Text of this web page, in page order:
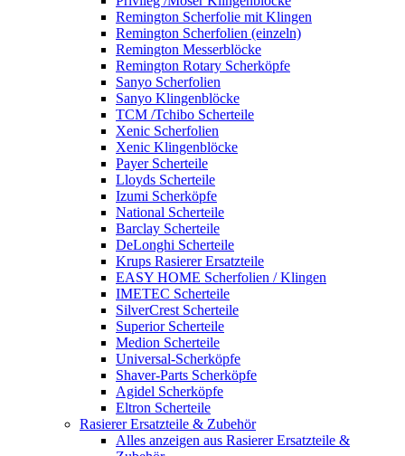
Remington Scherfolie mit Klingen
Remington Scherfolien (einzeln)
Remington Messerblöcke
Remington Rotary Scherköpfe
Sanyo Scherfolien
Sanyo Klingenblöcke
TCM /Tchibo Scherteile
Xenic Scherfolien
Xenic Klingenblöcke
Payer Scherteile
Lloyds Scherteile
Izumi Scherköpfe
National Scherteile
Barclay Scherteile
DeLonghi Scherteile
Krups Rasierer Ersatzteile
EASY HOME Scherfolien / Klingen
IMETEC Scherteile
SilverCrest Scherteile
Superior Scherteile
Medion Scherteile
Universal-Scherköpfe
Shaver-Parts Scherköpfe
Agidel Scherköpfe
Eltron Scherteile
Rasierer Ersatzteile & Zubehör
Alles anzeigen aus Rasierer Ersatzteile &